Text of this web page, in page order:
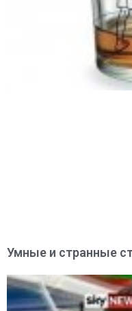
Умные и странные